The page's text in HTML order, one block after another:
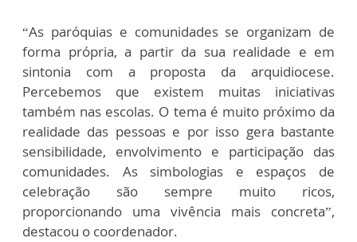
“As paróquias e comunidades se organizam de
forma própria, a partir da sua realidade e em
sintonia com a proposta da arquidiocese.
Percebemos que existem muitas iniciativas
também nas escolas. O tema é muito próximo da
realidade das pessoas e por isso gera bastante
sensibilidade, envolvimento e participação das
comunidades. As simbologias e espaços de
celebração são sempre muito ricos,
proporcionando uma vivência mais concreta”,
destacou o coordenador.